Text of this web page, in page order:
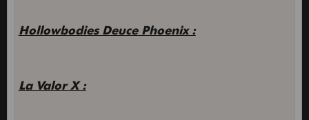
Hollowbodies Deuce Phoenix :
La Valor X :